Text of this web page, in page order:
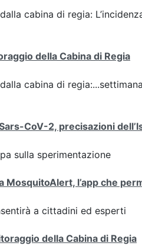
cabina di regia:
della Cabina di Regia
cabina di
CoV-2, precisazioni
sulla sperimentazione
MosquitoAlert, l’app che
a cittadini ed esperti
della Cabina di Regia